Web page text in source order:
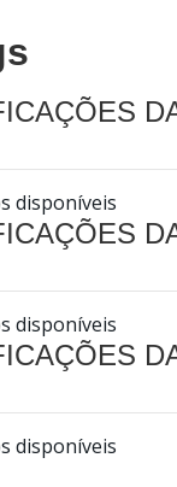
disponíveis
disponíveis
disponíveis